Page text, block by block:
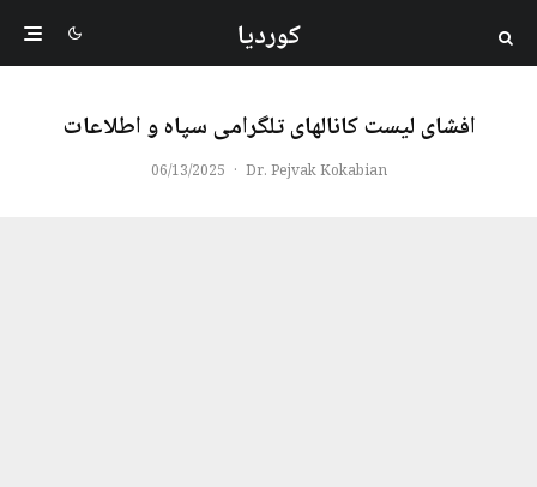
کوردیا
افشای لیست کانالهای تلگرامی سپاه و اطلاعات
Dr. Pejvak Kokabian
·
06/13/2025